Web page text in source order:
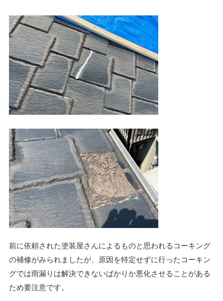
前に依頼された塗装屋さんによるものと思われるコーキング
の補修がみられましたが、原因を特定せずに行ったコーキン
グでは雨漏りは解決できないばかりか悪化させることがある
ため要注意です。